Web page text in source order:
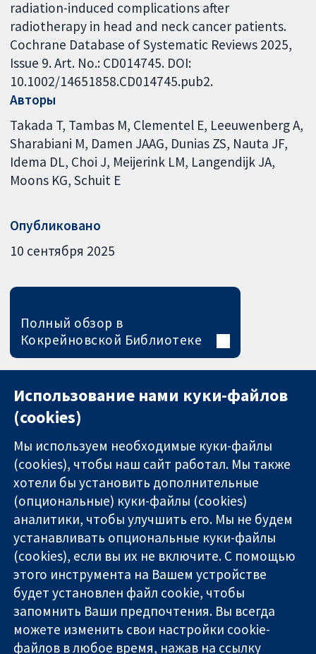
radiation-induced complications after
radiotherapy in head and neck cancer patients.
Cochrane Database of Systematic Reviews 2025,
Issue 9. Art. No.: CD014745. DOI:
10.1002/14651858.CD014745.pub2.
Авторы
Takada T Tambas M Clementel E Leeuwenberg A
Sharabiani M Damen JAAG Dunias ZS Nauta JF
Idema DL Choi J Meijerink LM Langendijk JA
Moons KG Schuit E
Опубликовано
10 сентября 2025
Полный обзор в
Кокрейновской Библиотеке
Надёжные
доказательства
Информированные
решения
Во благо
здоровья
11-13 Cavendish
Square
London
W1G 0AN
United Kingdom
Связаться с
нами
Новости
Пресс-
служба
О нас
Работа
Cochrane
Использование нами куки-файлов
(cookies)
Мы используем необходимые куки-файлы
(cookies), чтобы наш сайт работал. Мы также
хотели бы установить дополнительные
(опциональные) куки-файлы (cookies)
аналитики, чтобы улучшить его. Мы не будем
устанавливать опциональные куки-файлы
(cookies), если вы их не включите. С помощью
этого инструмента на Вашем устройстве
будет установлен файл cookie, чтобы
запомнить Ваши предпочтения. Вы всегда
можете изменить свои настройки cookie-
файлов в любое время, нажав на ссылку